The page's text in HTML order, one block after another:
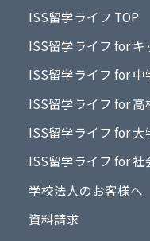
ISS留学ライフ TOP
ISS留学ライフ for キ
ISS留学ライフ for 中
ISS留学ライフ for 高
ISS留学ライフ for 大
ISS留学ライフ for 社
学校法人のお客様へ
資料請求